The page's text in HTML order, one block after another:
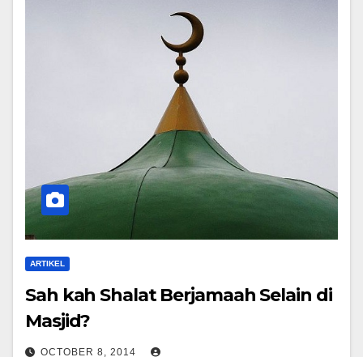
ARTIKEL
Sah kah Shalat Berjamaah Selain di
Masjid?
OCTOBER 8, 2014